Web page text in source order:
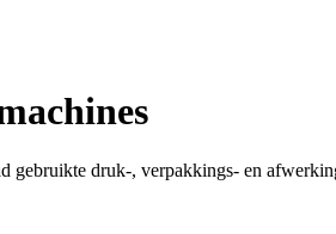
gebruikte druk-, verpakkings- en